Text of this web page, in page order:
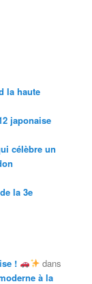
la haute
japonaise
célèbre un
la 3e
!
dans
à la